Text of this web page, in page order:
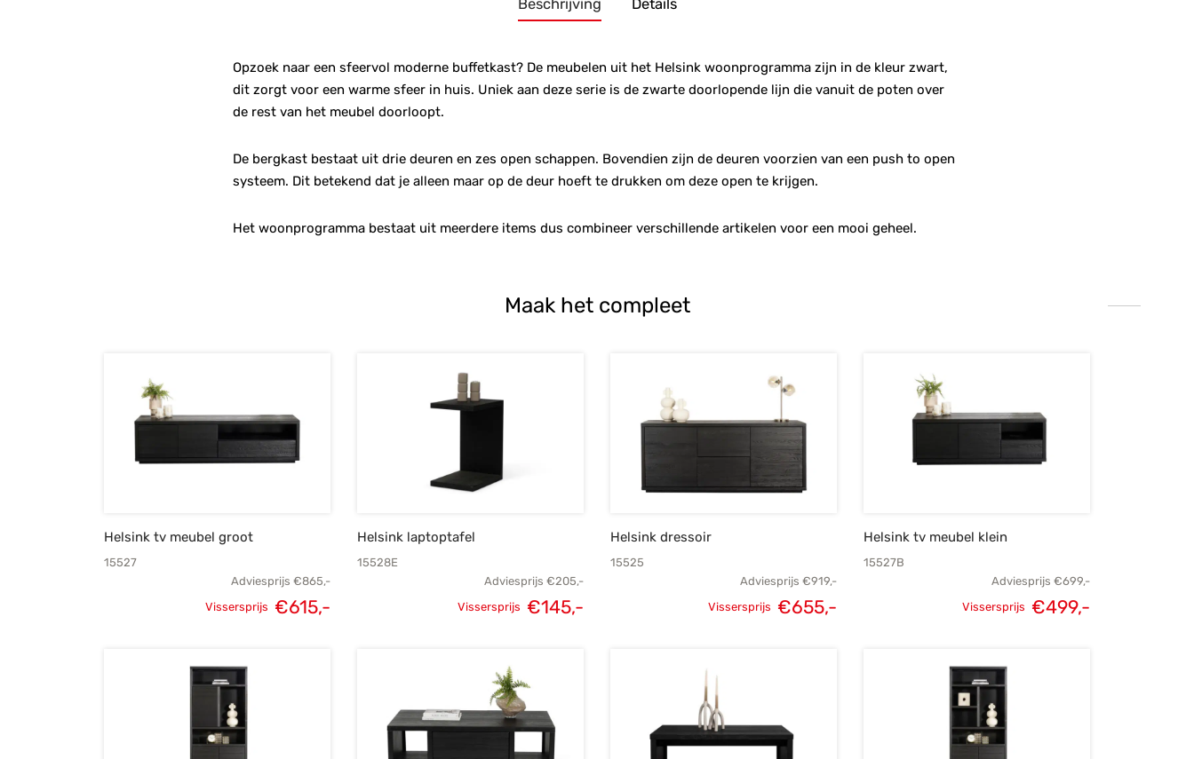
Beschrijving Details
Opzoek naar een sfeervol moderne buffetkast? De meubelen uit het Helsink woonprogramma zijn in de kleur zwart,
dit zorgt voor een warme sfeer in huis. Uniek aan deze serie is de zwarte doorlopende lijn die vanuit de poten over
de rest van het meubel doorloopt.
De bergkast bestaat uit drie deuren en zes open schappen. Bovendien zijn de deuren voorzien van een push to open
systeem. Dit betekend dat je alleen maar op de deur hoeft te drukken om deze open te krijgen.
Het woonprogramma bestaat uit meerdere items dus combineer verschillende artikelen voor een mooi geheel.
Maak het compleet
Helsink tv meubel groot
15527
Adviesprijs €865,-
Vissersprijs €615,-
Helsink laptoptafel
15528E
Adviesprijs €205,-
€205,-.
Vissersprijs €145,-
Helsink dressoir
15525
Adviesprijs €919,-
Vissersprijs €655,-
Helsink tv meubel klein
15527B
Adviesprijs €699,-
Vissersprijs €499,-